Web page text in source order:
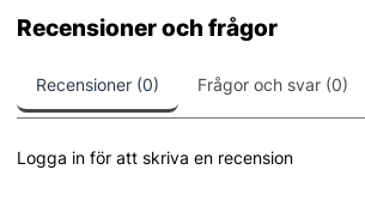
Recensioner och frågor
Recensioner (0) Frågor och svar (0)
Logga in för att skriva en recension